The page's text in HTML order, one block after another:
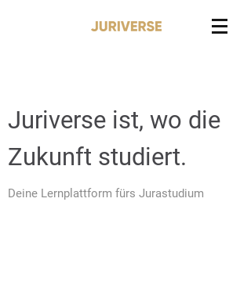
Juriverse ist, wo die
Zukunft studiert.
Deine Lernplattform fürs Jurastudium